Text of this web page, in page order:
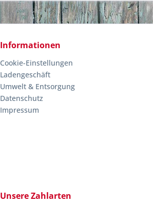
Informationen
Cookie-Einstellungen
Ladengeschäft
Umwelt & Entsorgung
Datenschutz
Impressum
Unsere Zahlarten